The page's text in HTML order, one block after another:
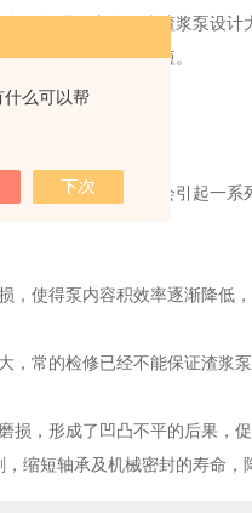
什么可以帮
，纵观国内的传统渣浆泵设
磨性差，使用时间短。
的损失，同时还会引起一系
使得泵内容积效率逐渐降低
常的检修已经不能保证渣浆
，形成了凹凸不平的后果，
缩短轴承及机械密封的寿命，